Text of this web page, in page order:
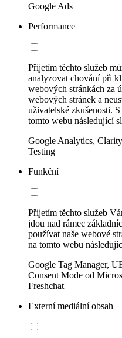
Google Ads
Performance
Přijetím těchto služeb
analyzovat chování při
webových stránkách za
webových stránek a
uživatelské zkušenosti.
tomto webu následující
Google Analytics,
Testing
Funkční
Přijetím těchto služeb
jdou nad rámec
používat naše webové
na tomto webu
Google Tag Manager,
Consent Mode od
Freshchat
Externí mediální obsah